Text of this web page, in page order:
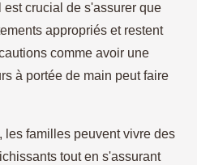
crucial de s'assurer que
appropriés et restent
comme avoir une
à portée de main peut faire
les familles peuvent vivre des
tout en s'assurant